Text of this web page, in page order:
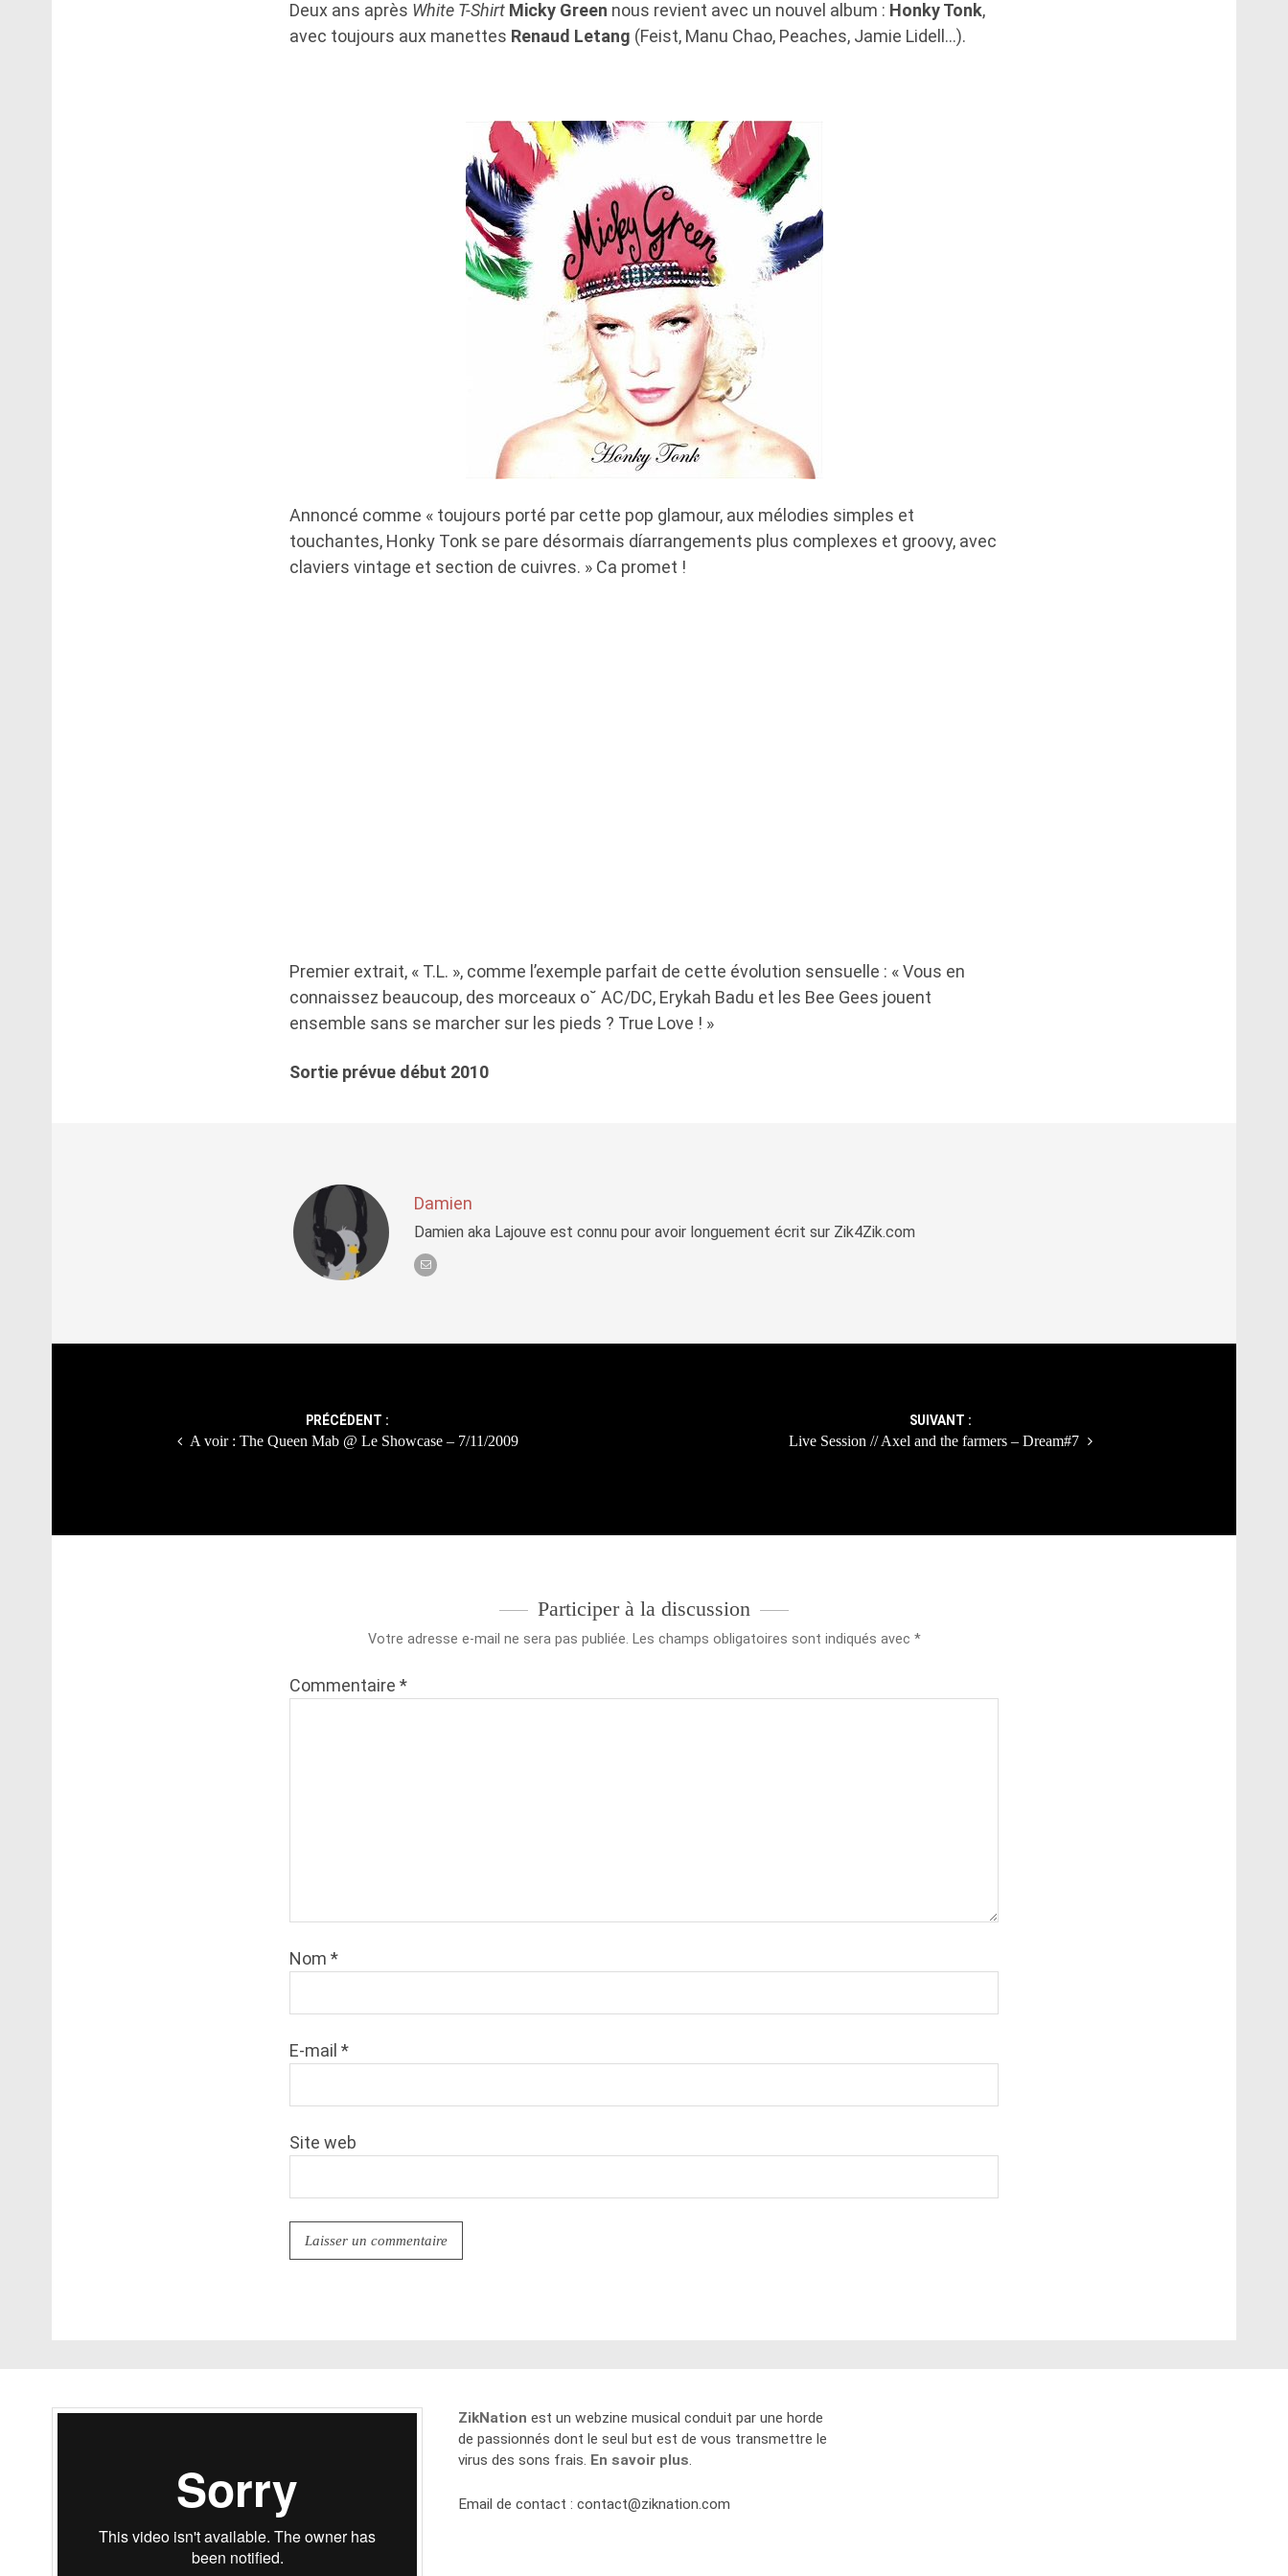
Deux ans après White T-Shirt Micky Green nous revient avec un nouvel album : Honky Tonk,
avec toujours aux manettes Renaud Letang (Feist, Manu Chao, Peaches, Jamie Lidell…).
Annoncé comme « toujours porté par cette pop glamour, aux mélodies simples et
touchantes, Honky Tonk se pare désormais díarrangements plus complexes et groovy, avec
claviers vintage et section de cuivres. » Ca promet !
Premier extrait, « T.L. », comme l’exemple parfait de cette évolution sensuelle : « Vous en
connaissez beaucoup, des morceaux o˘ AC/DC, Erykah Badu et les Bee Gees jouent
ensemble sans se marcher sur les pieds ? True Love ! »
Sortie prévue début 2010
Damien
Damien aka Lajouve est connu pour avoir longuement écrit sur Zik4Zik.com
PRÉCÉDENT :
A voir : The Queen Mab @ Le Showcase – 7/11/2009
SUIVANT :
Live Session // Axel and the farmers – Dream#7
Participer à la discussion
Votre adresse e-mail ne sera pas publiée. Les champs obligatoires sont indiqués avec *
Commentaire *
Nom *
E-mail *
Site web
ZikNation est un webzine musical conduit par une horde
de passionnés dont le seul but est de vous transmettre le
virus des sons frais. En savoir plus.
Email de contact :contact@ziknation.com